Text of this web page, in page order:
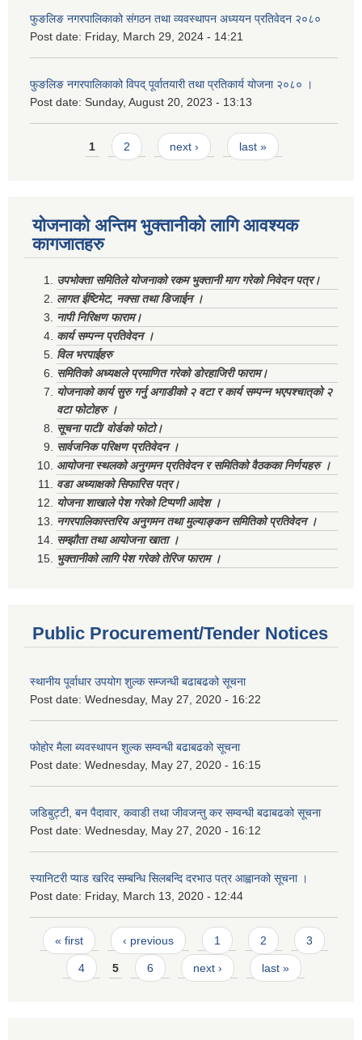
फुङलिङ नगरपालिकाको संगठन तथा व्यवस्थापन अध्ययन प्रतिवेदन २०८०
Post date: Friday, March 29, 2024 - 14:21
फुङलिङ नगरपालिकाको विपद् पूर्वातयारी तथा प्रतिकार्य योजना २०८० ।
Post date: Sunday, August 20, 2023 - 13:13
Pages1 2 next › last »
योजनाको अन्तिम भुक्तानीको लागि आवश्यक
कागजातहरु
उपभोक्ता समितिले योजनाको रकम भुक्तानी माग गरेको निवेदन पत्र।
लागत ईष्टिमेट, नक्सा तथा डिजाईन ।
नापी निरिक्षण फाराम।
कार्य सम्पन्न प्रतिवेदन ।
विल भरपाईहरु
समितिको अध्यक्षले प्रमाणित गरेको डोरहाजिरी फाराम।
योजनाको कार्य सुरु गर्नु अगाडीको २ वटा र कार्य सम्पन्न भएपश्चात्‌को २
वटा फोटोहरु ।
सूचना पाटी/ वोर्डको फोटो।
सार्वजनिक परिक्षण प्रतिवेदन ।
आयोजना स्थलको अनुगमन प्रतिवेदन र समितिको वैठकका निर्णयहरु ।
वडा अध्याक्षको सिफारिस पत्र।
योजना शाखाले पेश गरेको टिप्पणी आदेश ।
नगरपालिकास्तरिय अनुगमन तथा मुल्याङ्कन समितिको प्रतिवेदन ।
सम्झौता तथा आयोजना खाता ।
भुक्तानीको लागि पेश गरेको तेरिज फाराम ।
Public Procurement/Tender Notices
स्थानीय पूर्वाधार उपयोग शुल्क सम्जन्धी बढाबढको सूचना
Post date: Wednesday, May 27, 2020 - 16:22
फोहोर मैला ब्यवस्थापन शुल्क सम्वन्धी बढाबढको सूचना
Post date: Wednesday, May 27, 2020 - 16:15
जडिबुट्टी, बन पैदावार, कवाडी तथा जीवजन्तु कर सम्वन्धी बढाबढको सूचना
Post date: Wednesday, May 27, 2020 - 16:12
स्यानिटरी प्याड खरिद सम्बन्धि सिलबन्दि दरभाउ पत्र आह्वानको सूचना ।
Post date: Friday, March 13, 2020 - 12:44
Pages
« first ‹ previous 1 2 3
4 5 6 next › last »